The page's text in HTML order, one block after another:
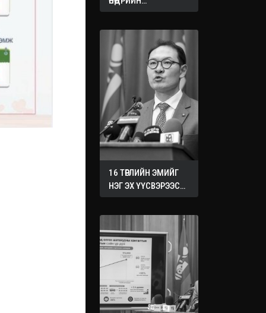
ХУРАЛДААНААС
ШИЙДВЭРҮҮД
16 ТӨРЛИЙН ЭМИЙГ
НЭГ ЭХ ҮҮСВЭРЭЭС
ХУДАЛДАН АВАХ